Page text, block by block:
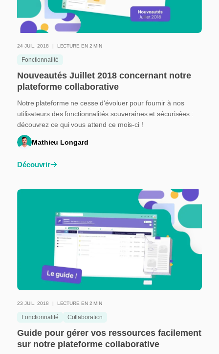
24 JUIL. 2018 LECTURE EN 2 MIN
Fonctionnalité
Nouveautés Juillet 2018 concernant notre
plateforme collaborative
Notre plateforme ne cesse d'évoluer pour fournir à nos
utilisateurs des fonctionnalités souveraines et sécurisées :
découvrez ce qui vous attend ce mois-ci !
Mathieu Longard
Découvrir
23 JUIL. 2018 LECTURE EN 2 MIN
Fonctionnalité Collaboration
Guide pour gérer vos ressources facilement
sur notre plateforme collaborative